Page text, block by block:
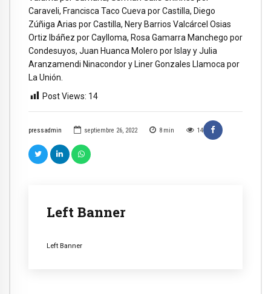
pressadmin septiembre 26, 2022 8 min 14
Left Banner
Left Banner
Caraveli, Francisca Taco Cueva por Castilla, Diego
Zúñiga Arias por Castilla, Nery Barrios Valcárcel Osias
Ortiz Ibáñez por Caylloma, Rosa Gamarra Manchego por
Condesuyos, Juan Huanca Molero por Islay y Julia
Aranzamendi Ninacondor y Liner Gonzales Llamoca por
La Unión.
Post Views: 14